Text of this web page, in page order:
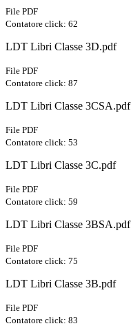
File PDF
Contatore click: 62
LDT Libri Classe 3D.pdf
File PDF
Contatore click: 87
LDT Libri Classe 3CSA.pdf
File PDF
Contatore click: 53
LDT Libri Classe 3C.pdf
File PDF
Contatore click: 59
LDT Libri Classe 3BSA.pdf
File PDF
Contatore click: 75
LDT Libri Classe 3B.pdf
File PDF
Contatore click: 83